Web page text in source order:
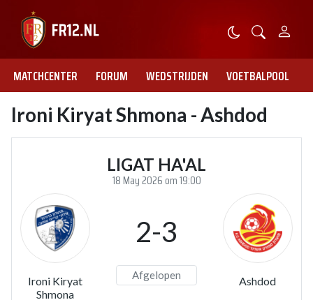
MATCHCENTER FORUM WEDSTRIJDEN VOETBALPOOL
Ironi Kiryat Shmona - Ashdod
LIGAT HA'AL
18 May 2026 om 19:00
Ironi Kiryat
Shmona
2-3
Afgelopen Ashdod